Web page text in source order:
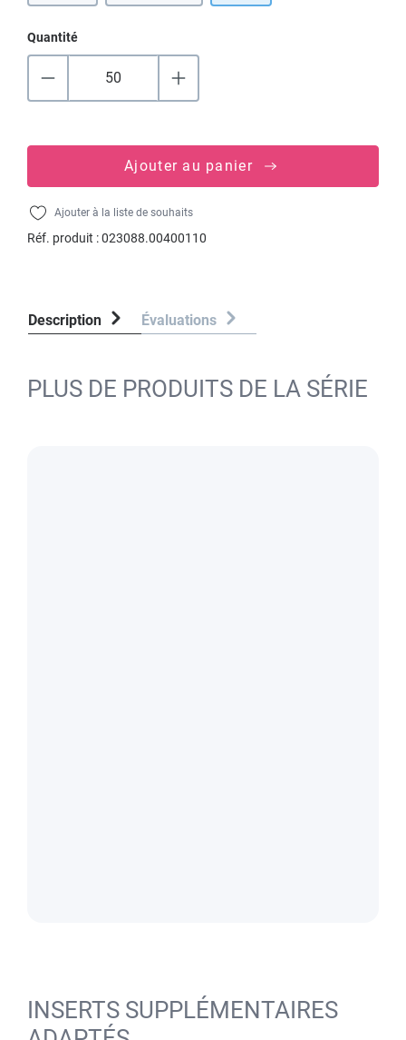
Quantité
Ajouter au panier
Ajouter à la liste de souhaits
Réf. produit :023088.00400110
Description Évaluations
PLUS DE PRODUITS DE LA SÉRIE
INSERTS SUPPLÉMENTAIRES